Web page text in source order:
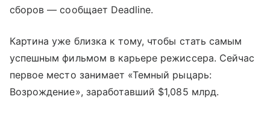
сборов — сообщает Deadline.
Картина уже близка к тому, чтобы стать самым
успешным фильмом в карьере режиссера. Сейчас
первое место занимает «Темный рыцарь:
Возрождение», заработавший $1,085 млрд.